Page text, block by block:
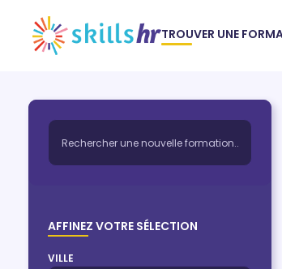
TROUVER UNE
AFFINEZ VOTRE SÉLECTION
VILLE